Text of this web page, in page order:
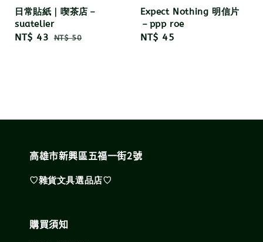
日常貼紙｜喫茶店－
suatelier
Sale
NT$ 43 Regular
NT$ 50
Expect Nothing 明信片
－ppp roe
Regular
NT$ 45
高雄市新興區五福一街2號
♡雜貨文具選品店♡
購買須知